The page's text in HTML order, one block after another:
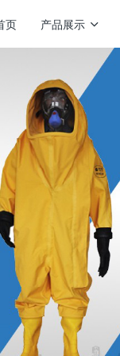
页 产品展示